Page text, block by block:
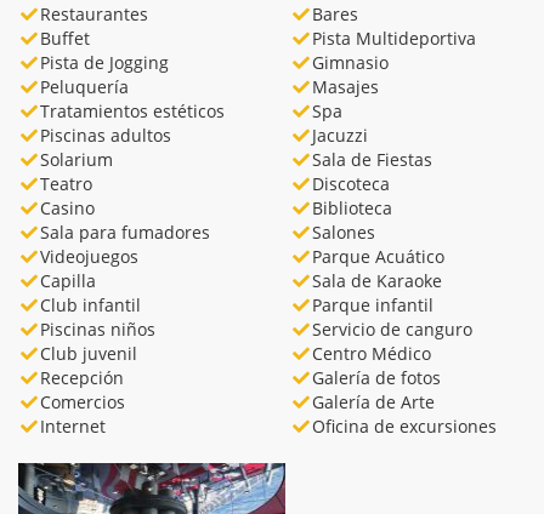
Restaurantes
Bares
Buffet
Pista Multideportiva
Pista de Jogging
Gimnasio
Peluquería
Masajes
Tratamientos estéticos
Spa
Piscinas adultos
Jacuzzi
Solarium
Sala de Fiestas
Teatro
Discoteca
Casino
Biblioteca
Sala para fumadores
Salones
Videojuegos
Parque Acuático
Capilla
Sala de Karaoke
Club infantil
Parque infantil
Piscinas niños
Servicio de canguro
Club juvenil
Centro Médico
Recepción
Galería de fotos
Comercios
Galería de Arte
Internet
Oficina de excursiones